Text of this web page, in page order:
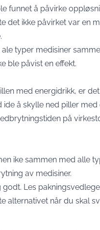
funnet å påvirke
det ikke påvirket var en
typer medisiner
ble påvist en effekt.
med energidrikk, er
å skylle ned piller
på
ike sammen med alle
av medisiner.
Les
alternativet når du skal